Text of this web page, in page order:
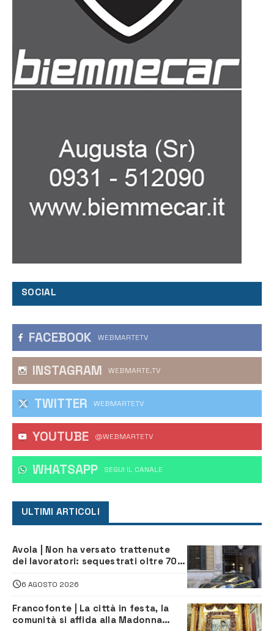
SOCIAL
FACEBOOK WEBMARTETV
INSTAGRAM WEBMARTE.TV
TWITTER WEBMARTETV
YOUTUBE @WEBMARTETV
WHATSAPP ‎SEGUI IL CANALE
ULTIMI ARTICOLI
Avola | Non ha versato trattenute
dei lavoratori: sequestrati oltre 700
climatizzazione
6 AGOSTO 2026
Francofonte | La città in festa, la
comunità si affida alla Madonna